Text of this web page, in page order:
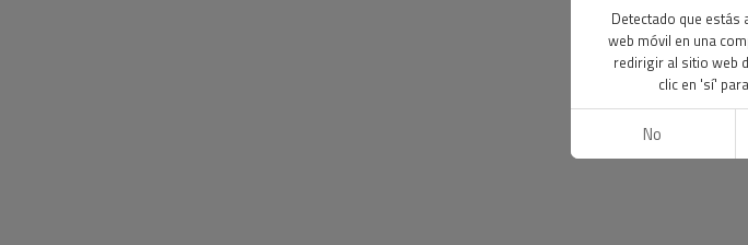
Detectado que estás
web móvil en una
redirigir al sitio web
clic en 'sí'
No